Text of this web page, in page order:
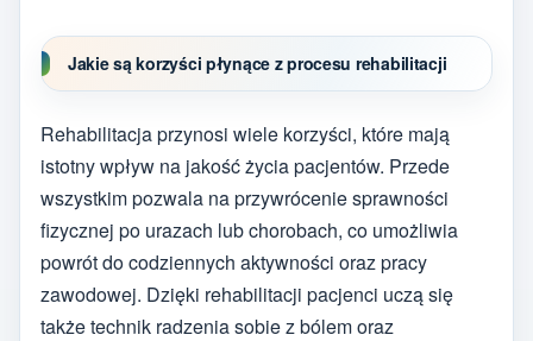
Jakie są korzyści płynące z procesu rehabilitacji
Rehabilitacja przynosi wiele korzyści, które mają
istotny wpływ na jakość życia pacjentów. Przede
wszystkim pozwala na przywrócenie sprawności
fizycznej po urazach lub chorobach, co umożliwia
powrót do codziennych aktywności oraz pracy
zawodowej. Dzięki rehabilitacji pacjenci uczą się
także technik radzenia sobie z bólem oraz